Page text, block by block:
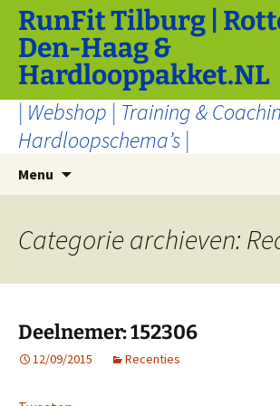
naar
inhoud
RunFit Tilburg |
Den-Haag &
Hardlooppakket.NL
| Webshop | Training &
Hardloopschema’s |
Menu
Categorie archieven:
Deelnemer: 152306
12/09/2015 Recenties